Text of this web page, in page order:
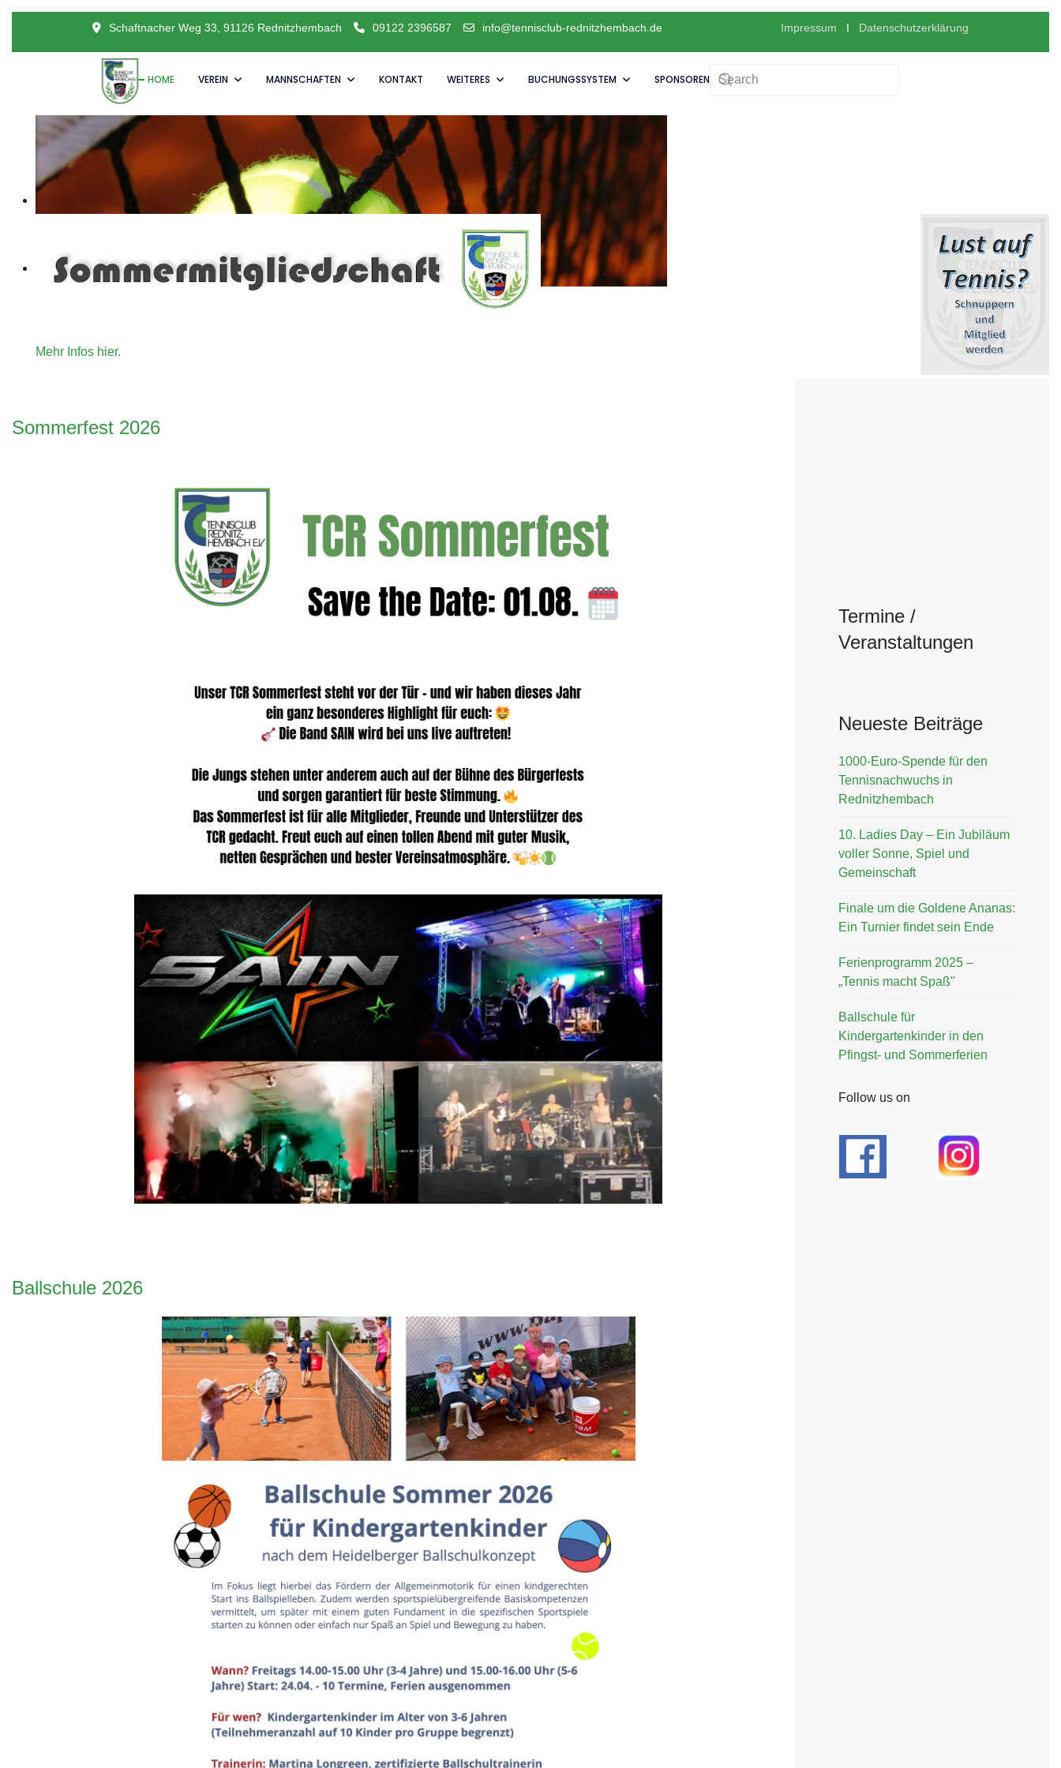
Schaftnacher Weg 33, 91126 Rednitzhembach 09122 2396587 info@tennisclub-rednitzhembach.de Impressum I Datenschutzerklärung
HOME VEREIN MANNSCHAFTEN KONTAKT WEITERES BUCHUNGSSYSTEM SPONSOREN
Mehr Infos hier.
Bei unserem Partner "Fitness Complete" erhalten Vereinsmitglieder besondere Angebote
Mehr....
Bei Interesse oder falls ihr Trainer/innen kennt, meldet euch bitte bei uns per
oder E-Mail an: sportwart@tennisclub-rednitzhembach.de
Sommerfest 2026
Ballschule 2026
Termine /
Veranstaltungen
Neueste Beiträge
1000-Euro-Spende für den
Tennisnachwuchs in
Rednitzhembach
10. Ladies Day – Ein Jubiläum
voller Sonne, Spiel und
Gemeinschaft
Finale um die Goldene Ananas:
Ein Turnier findet sein Ende
Ferienprogramm 2025 –
„Tennis macht Spaß"
Ballschule für
Kindergartenkinder in den
Pfingst- und Sommerferien
Follow us on